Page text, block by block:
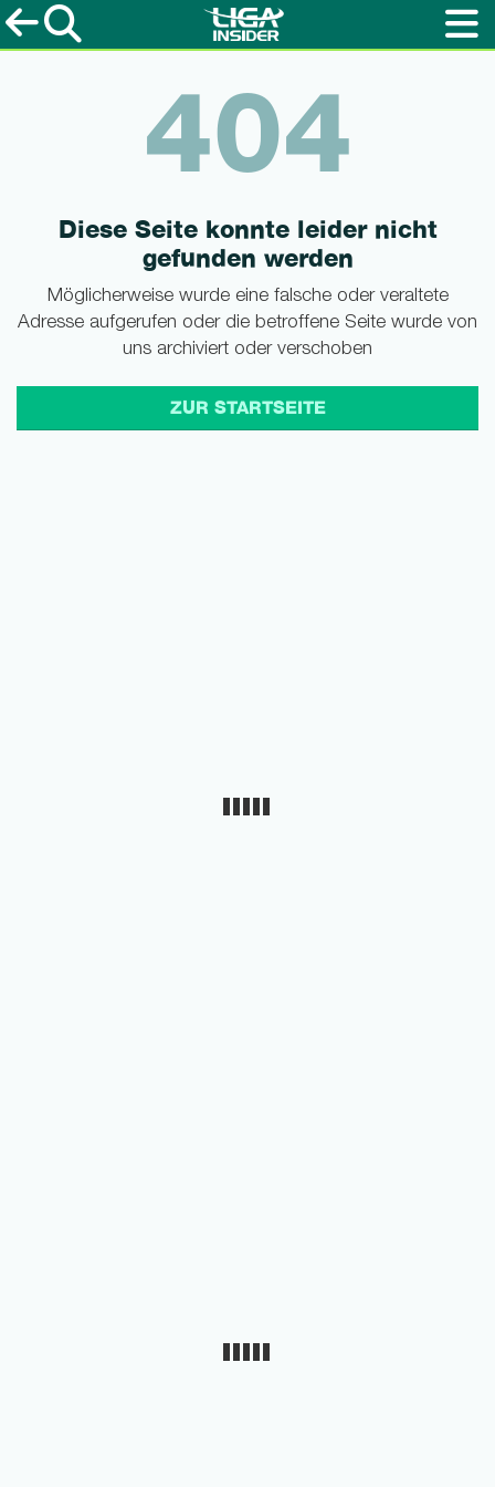
404
Diese Seite konnte leider nicht
gefunden werden
Möglicherweise wurde eine falsche oder veraltete
Adresse aufgerufen oder die betroffene Seite wurde von
uns archiviert oder verschoben
ZUR STARTSEITE